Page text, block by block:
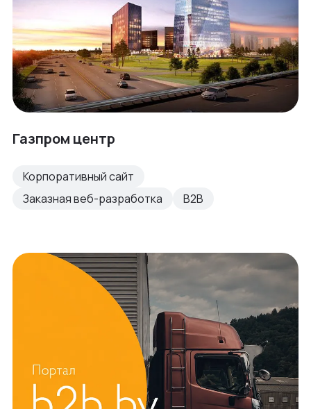
Газпром центр
Корпоративный сайт
Заказная веб-разработка
B2B